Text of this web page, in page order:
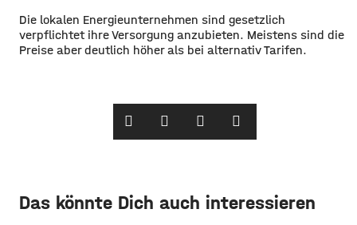
Die lokalen Energieunternehmen sind gesetzlich
verpflichtet ihre Versorgung anzubieten. Meistens sind die
Preise aber deutlich höher als bei alternativ Tarifen.
Das könnte Dich auch interessieren